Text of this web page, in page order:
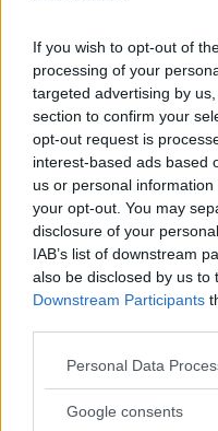
If you wish to opt-out of
processing of your
targeted advertising by
section to confirm your
opt-out request is
interest-based ads based
us or personal
your opt-out. You may
disclosure of your
IAB’s list of downstream
also be disclosed by us to
Downstream Participants
Please note that this
not limited to your visit or
Personal Data
Google consents
biobränsle, inte mat.
”Minskar
Genom det finnsrisken
minskar och att det
finns då att vårt
Forskarna spår också att
binda kol, att den
skulle riskera att
men också
biobränslebranschenoch
– På pappret minskar
flytta dem utomlands.
ineffektiv klimatpolitiken
dess samlade, globala